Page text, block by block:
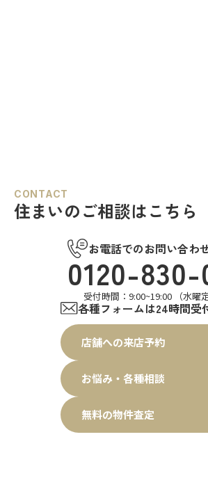
CONTACT
住まいのご相談はこちら
お電話でのお問い合わ
0120-830-
受付時間：9:00~19:00 （水曜定
各種フォームは24時間受
店舗への来店予約
お悩み・各種相談
無料の物件査定